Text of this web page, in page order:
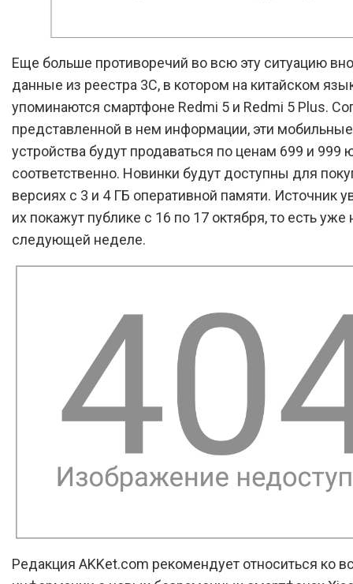
Еще больше противоречий во всю эту ситуацию
данные из реестра 3C, в котором на китайском
упоминаются смартфоне Redmi 5 и Redmi 5 Plus.
представленной в нем информации, эти мобильные
устройства будут продаваться по ценам 699 и 999
соответственно. Новинки будут доступны для
версиях с 3 и 4 ГБ оперативной памяти. Источник
их покажут публике с 16 по 17 октября, то есть уже
следующей неделе.
Редакция AKKet.com рекомендует относиться ко